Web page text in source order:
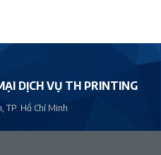
DỊCH VỤ TH PRINTING
TP. Hồ Chí Minh